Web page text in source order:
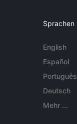
Sprachen
English
Español
Português
Deutsch
Mehr ...